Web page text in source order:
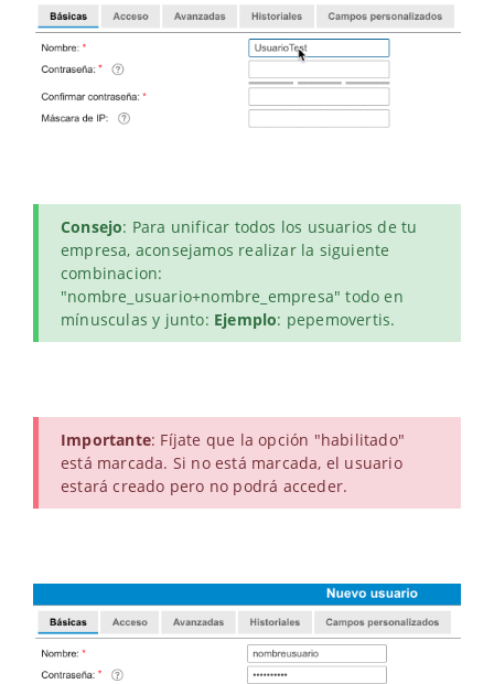
Consejo: Para unificar todos los usuarios de tu
empresa, aconsejamos realizar la siguiente
combinacion:
"nombre_usuario+nombre_empresa" todo en
mínusculas y junto: Ejemplo: pepemovertis.
Importante: Fíjate que la opción "habilitado"
está marcada. Si no está marcada, el usuario
estará creado pero no podrá acceder.